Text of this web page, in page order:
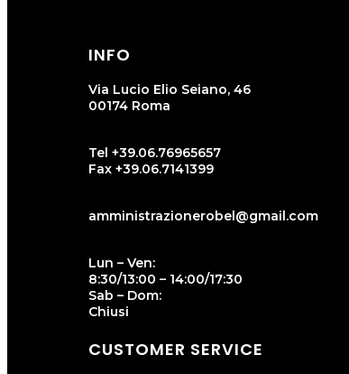
INFO
Via Lucio Elio Seiano, 46
00174 Roma
Tel +39.06.76965657
Fax +39.06.7141399
amministrazionerobel@gmail.com
Lun – Ven:
8:30/13:00 – 14:00/17:30
Sab – Dom:
Chiusi
CUSTOMER SERVICE